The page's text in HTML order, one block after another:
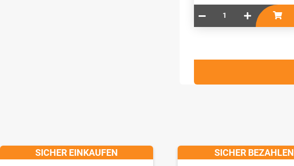
SICHER EINKAUFEN SICHER BEZAHLEN